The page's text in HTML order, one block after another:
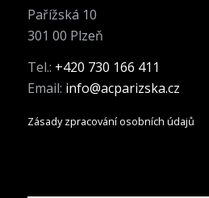
Pařížská 10
301 00 Plzeň
Tel.: +420 730 166 411
Email: info@acparizska.cz
Zásady zpracování osobních údajů